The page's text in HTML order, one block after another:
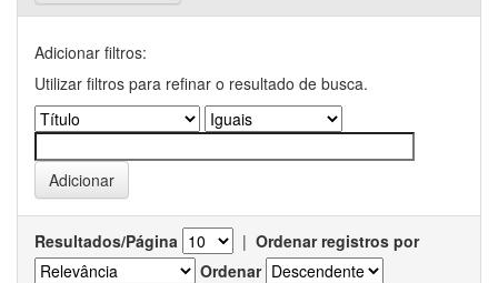
Adicionar filtros:
Utilizar filtros para refinar o resultado de busca.
Resultados/Página | Ordenar registros por
Ordenar